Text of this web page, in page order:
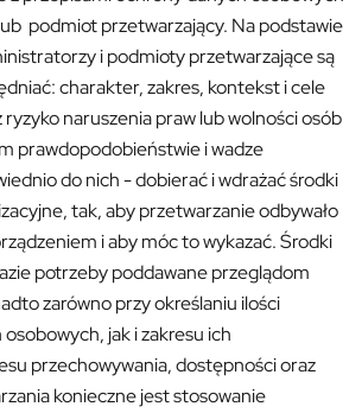
podmiot przetwarzający. Na podstawie
i podmioty przetwarzające są
charakter, zakres, kontekst i cele
naruszenia praw lub wolności osób
prawdopodobieństwie i wadze
do nich - dobierać i wdrażać środki
tak, aby przetwarzanie odbywało
i aby móc to wykazać. Środki
potrzeby poddawane przeglądom
zarówno przy określaniu ilości
jak i zakresu ich
przechowywania, dostępności oraz
konieczne jest stosowanie